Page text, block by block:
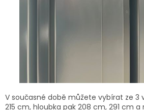
V současné době můžete vybírat ze 3
215 cm, hloubka pak 208 cm, 291 cm